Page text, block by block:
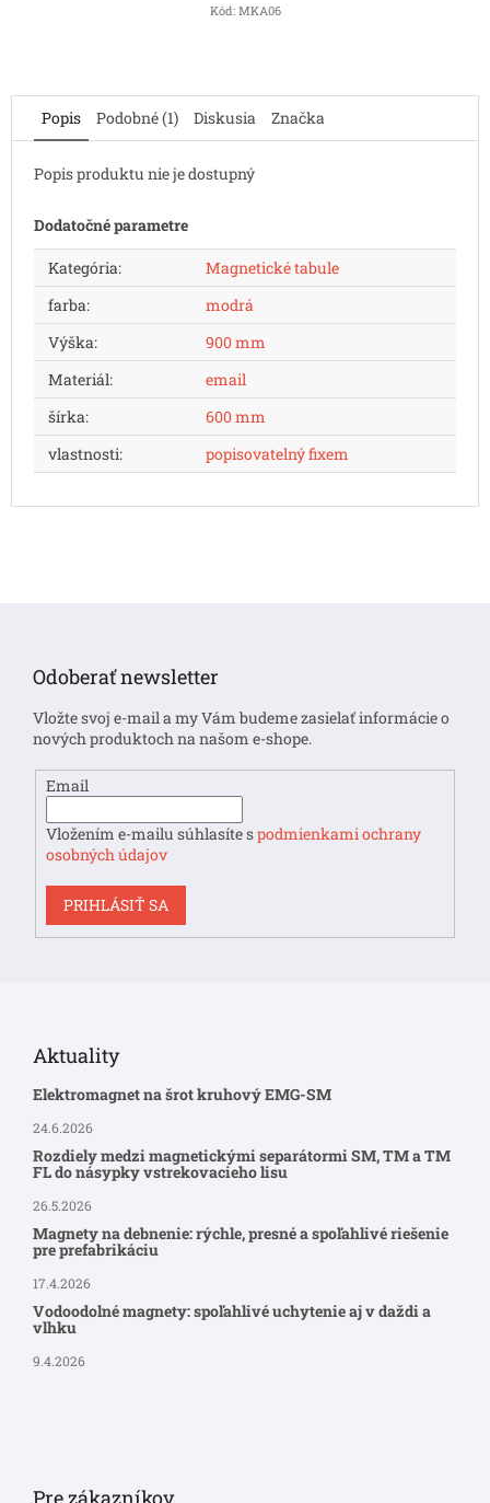
Kód: MKA06
Popis Podobné (1) Diskusia Značka
Popis produktu nie je dostupný
Dodatočné parametre
Kategória:
Magnetické tabule
farba:
modrá
Výška:
900 mm
Materiál:
email
šírka:
600 mm
vlastnosti: popisovatelný fixem
Odoberať newsletter
Vložte svoj e-mail a my Vám budeme zasielať informácie o
nových produktoch na našom e-shope.
Email
Vložením e-mailu súhlasíte spodmienkami ochrany
osobných údajov
PRIHLÁSIŤ SA
Aktuality
Elektromagnet na šrot kruhový EMG-SM
24.6.2026
Rozdiely medzi magnetickými separátormi SM, TM a TM
FL do násypky vstrekovacieho lisu
26.5.2026
Magnety na debnenie: rýchle, presné a spoľahlivé riešenie
pre prefabrikáciu
17.4.2026
Vodoodolné magnety: spoľahlivé uchytenie aj v daždi a
vlhku
9.4.2026
Pre zákazníkov